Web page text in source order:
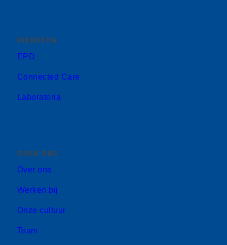
DIENSTEN
EPD
Connected Care
Laboratoria
OVER ONS
Over ons
Werken bij
Onze cultuur
Team